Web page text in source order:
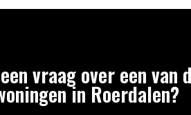
vraag over een van
in Roerdalen?